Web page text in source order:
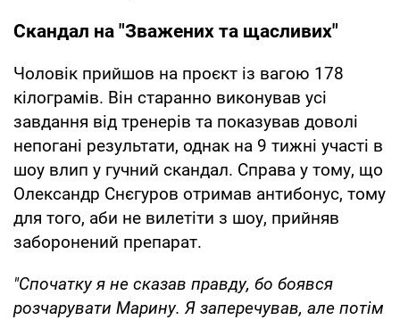
Скандал на "Зважених та щасливих"
Чоловік прийшов на проєкт із вагою 178
кілограмів. Він старанно виконував усі
завдання від тренерів та показував доволі
непогані результати, однак на 9 тижні участі в
шоу влип у гучний скандал. Справа у тому, що
Олександр Снєгуров отримав антибонус, тому
для того, аби не вилетіти з шоу, прийняв
заборонений препарат.
"Спочатку я не сказав правду, бо боявся
розчарувати Марину. Я заперечував, але потім